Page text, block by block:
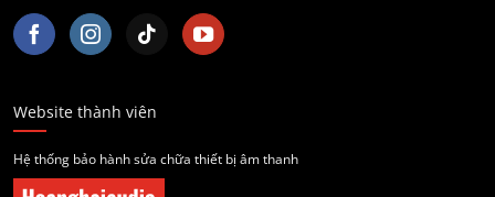
Website thành viên
Hệ thống bảo hành sửa chữa thiết bị âm thanh